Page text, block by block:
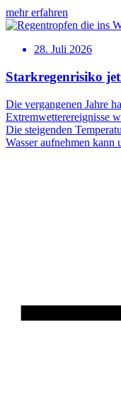
mehr erfahren
28. Juli 2026
Starkregenrisiko
Die vergangenen Jahre
Extremwetterereignisse
Die steigenden
Wasser aufnehmen kann